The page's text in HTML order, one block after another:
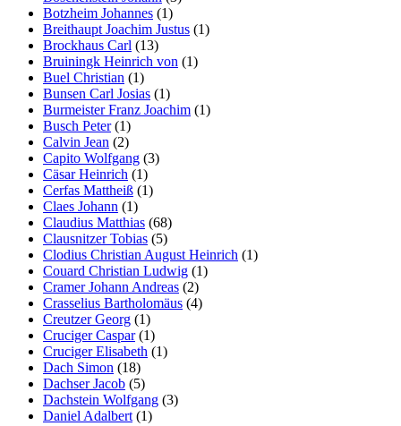
Botzheim Johannes (1)
Breithaupt Joachim Justus (1)
Brockhaus Carl (13)
Bruiningk Heinrich von (1)
Buel Christian (1)
Bunsen Carl Josias (1)
Burmeister Franz Joachim (1)
Busch Peter(1)
Calvin Jean (2)
Capito Wolfgang (3)
Cäsar Heinrich (1)
Cerfas Mattheiß (1)
Claes Johann (1)
Claudius Matthias (68)
Clausnitzer Tobias (5)
Clodius Christian August Heinrich (1)
Couard Christian Ludwig (1)
Cramer Johann Andreas (2)
Crasselius Bartholomäus (4)
Creutzer Georg (1)
Cruciger Caspar(1)
Cruciger Elisabeth (1)
Dach Simon (18)
Dachser Jacob (5)
Dachstein Wolfgang (3)
Daniel Adalbert (1)